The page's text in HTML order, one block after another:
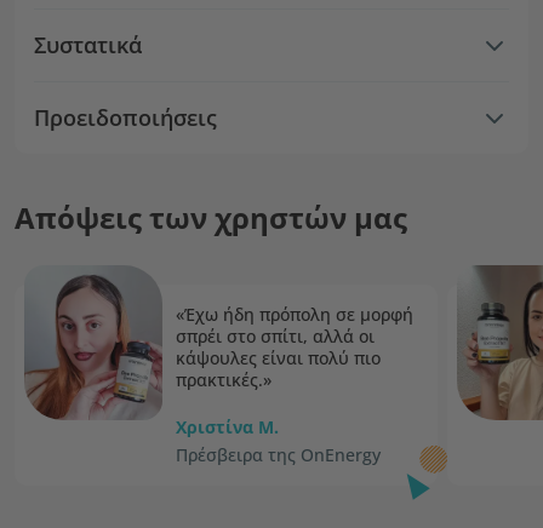
Συστατικά
Προειδοποιήσεις
Απόψεις των χρηστών μας
«Έχω ήδη πρόπολη σε μορφή
σπρέι στο σπίτι, αλλά οι
κάψουλες είναι πολύ πιο
πρακτικές.»
Χριστίνα M.
Πρέσβειρα της OnEnergy